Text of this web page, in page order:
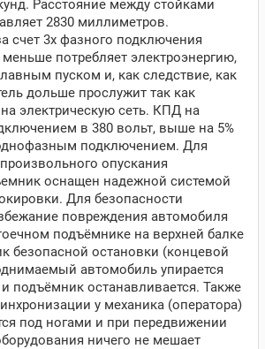
Расстояние между стойками
2830 миллиметров.
счет 3х фазного подключения
меньше потребляет электроэнергию,
пуском и, как следствие, как
дольше прослужит так как
электрическую сеть. КПД на
в 380 вольт, выше на 5%
подключением. Для
опускания
оснащен надежной системой
Для безопасности
повреждения автомобиля
подъёмнике на верхней балке
безопасной остановки (концевой
автомобиль упирается
подъёмник останавливается. Также
у механика (оператора)
под ногами и при передвижении
ничего не мешает